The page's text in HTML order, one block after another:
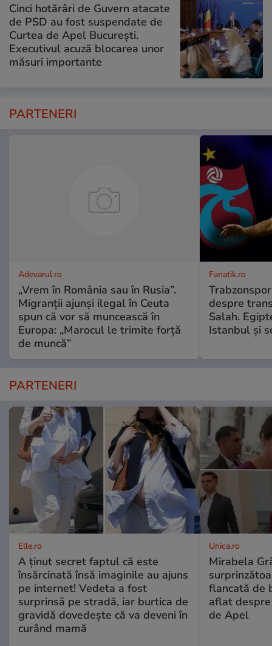
Cinci hotărâri de Guvern atacate
de PSD au fost suspendate de
Curtea de Apel București.
Executivul acuză blocarea unor
măsuri importante
PARTENERI
Adevarul.ro
„Vrem în România sau în Rusia”.
Migranții ajunși ilegal în Ceuta
spun că vor să muncească în
Europa: „Marocul le trimite forță
de muncă”
Fanatik.ro
despre
Salah.
Istanbul și
PARTENERI
Elle.ro
A ținut secret faptul că este
însărcinată însă imaginile au ajuns
pe internet! Vedeta a fost
surprinsă pe stradă, iar burtica de
gravidă dovedește că va deveni în
curând mamă
Unica.ro
Mirabela
flancată de
aflat
de Apel